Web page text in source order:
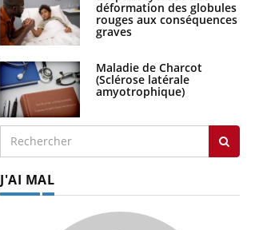
déformation des globules
rouges aux conséquences
graves
Maladie de Charcot
(Sclérose latérale
amyotrophique)
J'AI MAL